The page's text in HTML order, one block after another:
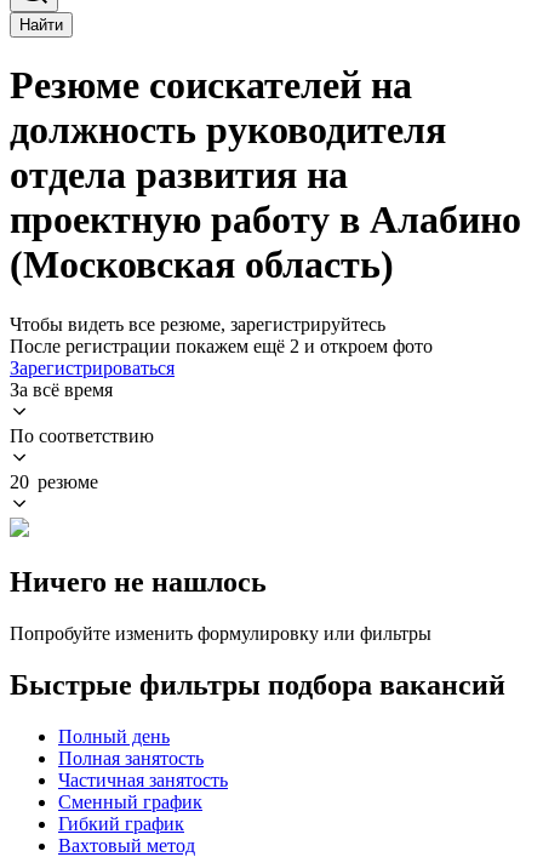
Найти
Резюме соискателей на
должность руководителя
отдела развития на
проектную работу в Алабино
(Московская область)
Чтобы видеть все резюме, зарегистрируйтесь
После регистрации покажем ещё 2 и откроем фото
Зарегистрироваться
За всё время
По соответствию
20 резюме
Ничего не нашлось
Попробуйте изменить формулировку или фильтры
Быстрые фильтры подбора вакансий
Полный день
Полная занятость
Частичная занятость
Сменный график
Гибкий график
Вахтовый метод